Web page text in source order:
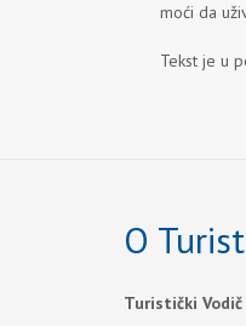
moći da
Tekst je u
O
Turistički Vodič